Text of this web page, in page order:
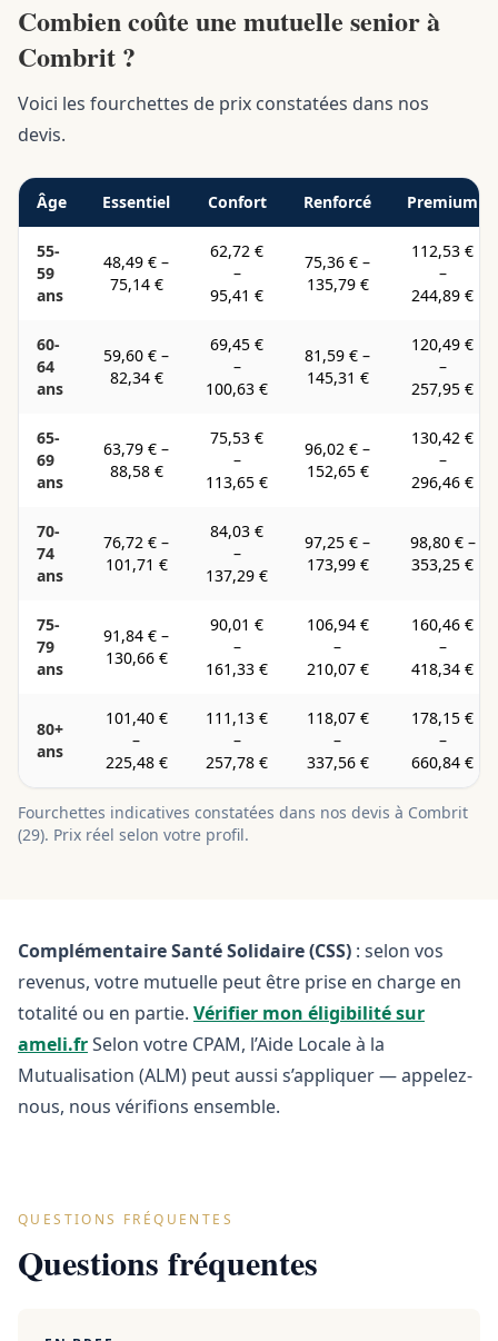
Combien coûte une mutuelle senior à
Combrit ?
Voici les fourchettes de prix constatées dans nos
devis.
Âge Essentiel Confort Renforcé Premium
55-
59
ans
48,49 € –
75,14 €
62,72 €
–
95,41 €
75,36 € –
135,79 €
112,53 €
–
244,89 €
60-
64
ans
59,60 € –
82,34 €
69,45 €
–
100,63 €
81,59 € –
145,31 €
120,49 €
–
257,95 €
65-
69
ans
63,79 € –
88,58 €
75,53 €
–
113,65 €
96,02 € –
152,65 €
130,42 €
–
296,46 €
70-
74
ans
76,72 € –
101,71 €
84,03 €
–
137,29 €
97,25 € –
173,99 €
98,80 €–
353,25 €
75-
79
ans
91,84 € –
130,66 €
90,01 €
–
161,33 €
106,94 €
–
210,07 €
160,46 €
–
418,34 €
80+
ans
101,40 €
–
225,48 €
111,13 €
–
257,78 €
118,07 €
–
337,56 €
178,15 €
–
660,84 €
Fourchettes indicatives constatées dans nos devis à Combrit
(29). Prix réel selon votre profil.
Complémentaire Santé Solidaire (CSS) : selon vos
revenus, votre mutuelle peut être prise en charge en
totalité ou en partie. Vérifier mon éligibilité sur
ameli.frSelon votre CPAM, l’Aide Locale à la
Mutualisation (ALM) peut aussi s’appliquer — appelez-
nous, nous vérifions ensemble.
QUESTIONS FRÉQUENTES
Questions fréquentes